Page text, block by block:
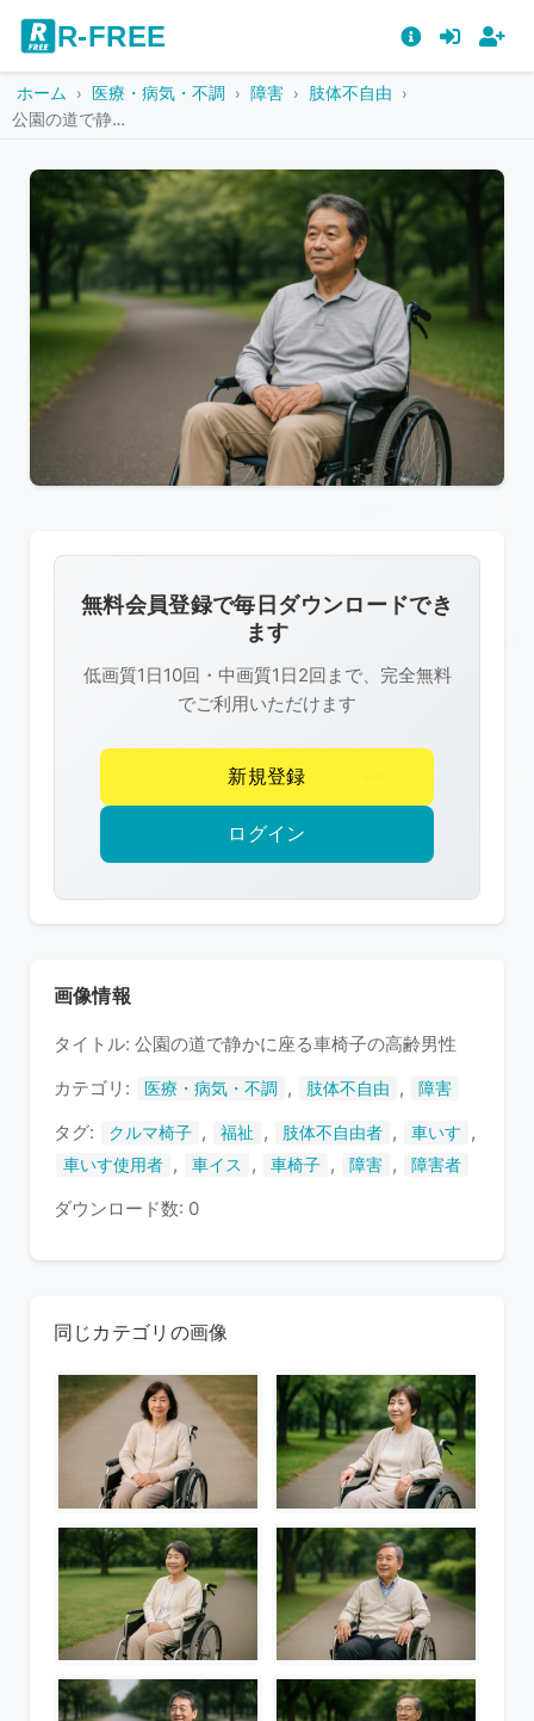
R-FREE
ホーム 医療・病気・不調 障害
肢体不自由
公園の道で静かに座る車椅子の高齢男性
像
は
R-
FREE
作
権
護
い
ま
無料会員登録で毎日ダウンロードでき
ます
低画質1日10回・中画質1日2回まで、完全無料
でご利用いただけます
新規登録
ログイン
画像情報
タイトル: 公園の道で静かに座る車椅子の高齢男性
カテゴリ:
医療・病気・不調 , 肢体不自由 , 障害
タグ: クルマ椅子 , 福祉 , 肢体不自由者 , 車いす ,
車いす使用者 , 車イス , 車椅子 , 障害 , 障害者
ダウンロード数: 0
同じカテゴリの画像